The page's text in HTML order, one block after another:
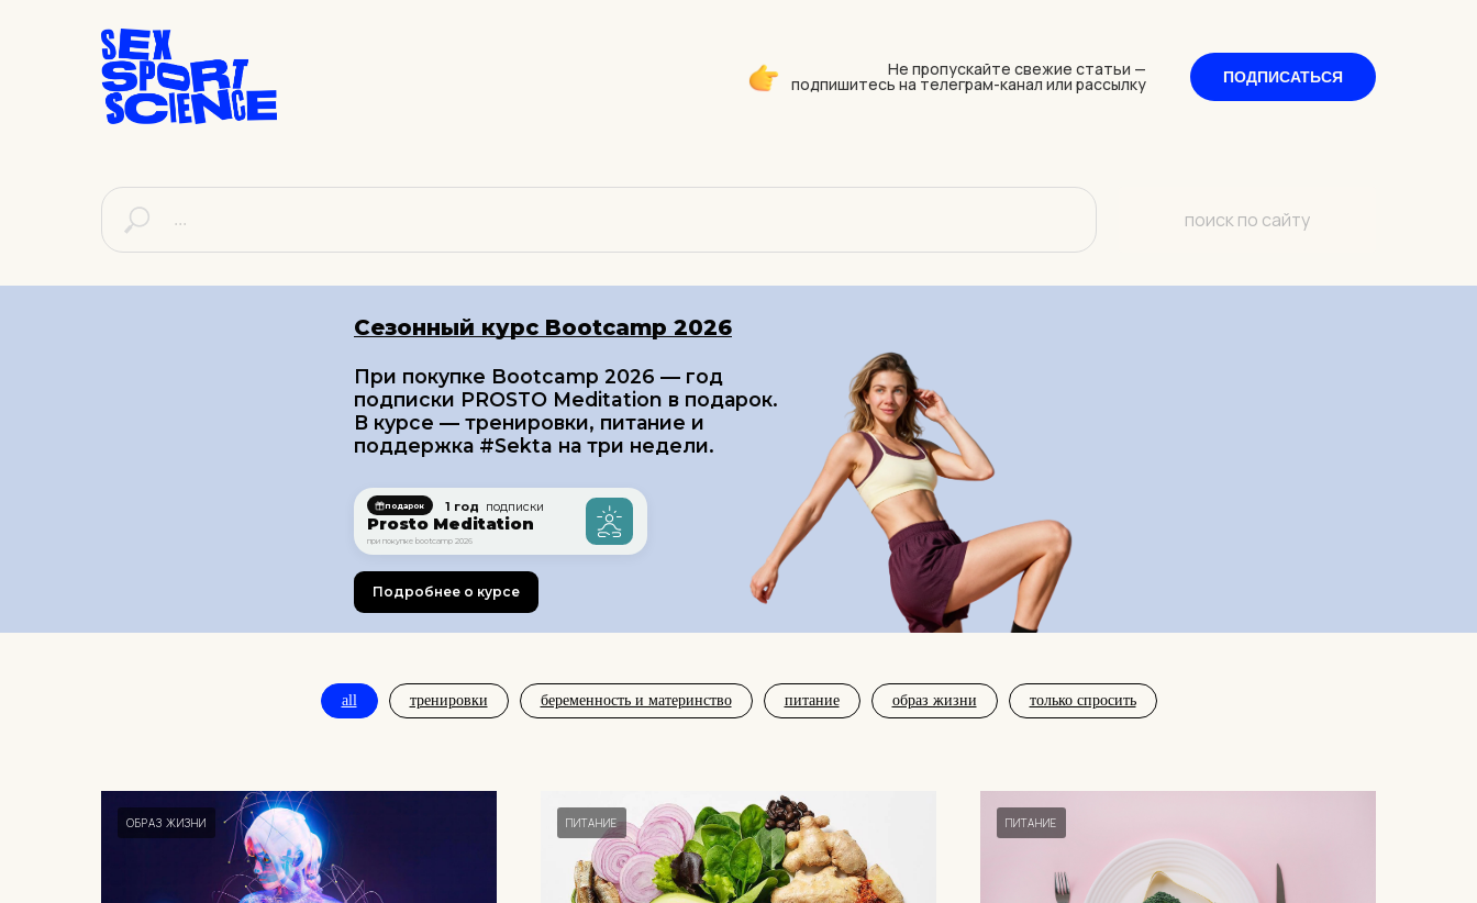
Не пропускайте свежие статьи —
подпишитесь на телеграм-канал или рассылку ПОДПИСАТЬСЯ
поиск по сайту
Сезонный курс Bootcamp 2026
При покупке Bootcamp 2026 — год
подписки PROSTO Meditation в подарок.
В курсе — тренировки, питание и
поддержка #Sekta на три недели.
подарок 1 год подписки
Prosto Meditation
при покупке bootcamp 2026
Подробнее о курсе
all тренировки беременность и материнство питание образ жизни только спросить
ОБРАЗ ЖИЗНИ ПИТАНИЕ ПИТАНИЕ